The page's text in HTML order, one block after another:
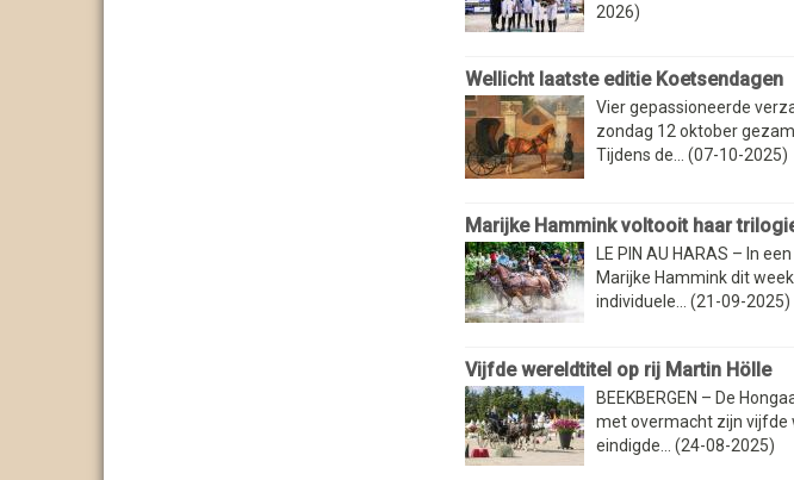
2026)
Wellicht laatste editie Koetsendagen
Vier gepassioneerde
zondag 12 oktober
Tijdens de... (07-10-2025)
Marijke Hammink voltooit haar
LE PIN AU HARAS – In
Marijke Hammink dit
individuele... (21-09-2025)
Vijfde wereldtitel op rij Martin Hölle
BEEKBERGEN – De
met overmacht zijn vijfde
eindigde... (24-08-2025)